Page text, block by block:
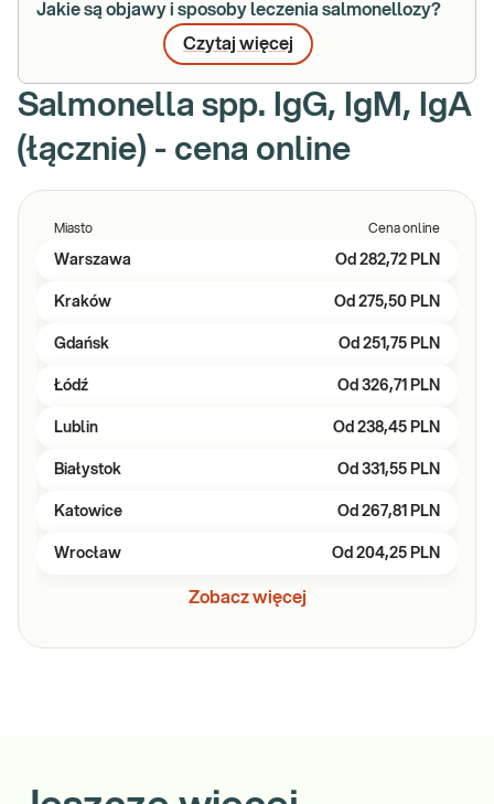
Jakie są objawy i sposoby leczenia salmonellozy?
Czytaj więcej
Salmonella spp. IgG, IgM, IgA
(łącznie) - cena online
Miasto Cena online
Warszawa Od 282,72 PLN
Kraków Od 275,50 PLN
Gdańsk Od 251,75 PLN
Łódź Od 326,71 PLN
Lublin Od 238,45 PLN
Białystok Od 331,55 PLN
Katowice Od 267,81 PLN
Wrocław Od 204,25 PLN
Zobacz więcej